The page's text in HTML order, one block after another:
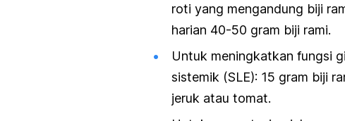
roti yang mengandung biji
harian 40-50 gram biji rami.
Untuk meningkatkan fungsi
sistemik (SLE): 15 gram biji
jeruk atau tomat.